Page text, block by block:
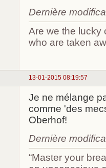
Dernière
Are we the lucky
who are taken
13-01-2015 08:19:57
Je ne mélange
comme 'des
Oberhof!
Dernière
“Master your